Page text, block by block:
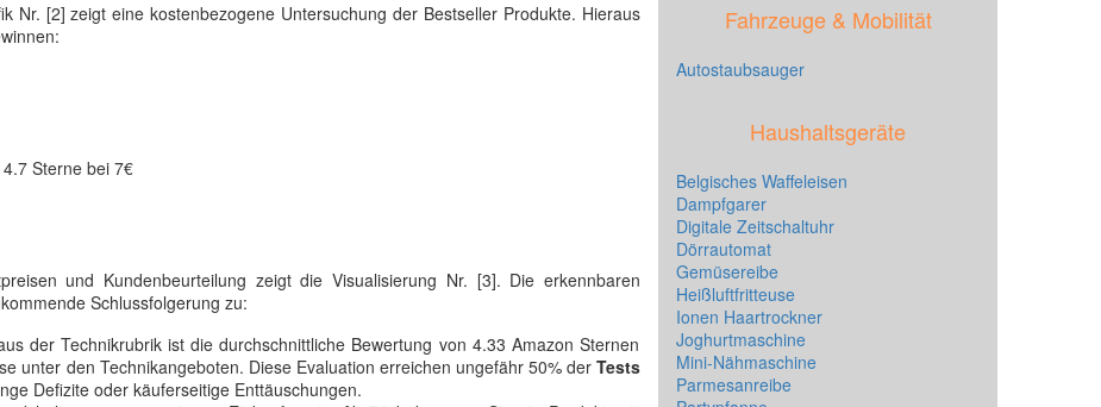
Nr. [2] zeigt eine kostenbezogene Untersuchung der Bestseller Produkte. Hieraus
Sterne bei 7€
und Kundenbeurteilung zeigt die Visualisierung Nr. [3]. Die erkennbaren
Schlussfolgerung zu:
der Technikrubrik ist die durchschnittliche Bewertung von 4.33 Amazon Sternen
unter den Technikangeboten. Diese Evaluation erreichen ungefähr 50% der Tests
Defizite oder käuferseitige Enttäuschungen.
Fahrzeuge & Mobilität
Autostaubsauger
Haushaltsgeräte
Belgisches Waffeleisen
Dampfgarer
Digitale Zeitschaltuhr
Dörrautomat
Gemüsereibe
Heißluftfritteuse
Ionen Haartrockner
Joghurtmaschine
Mini-Nähmaschine
Parmesanreibe